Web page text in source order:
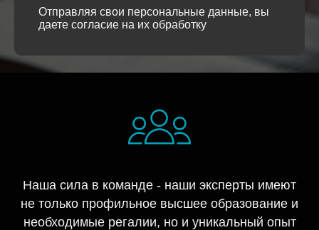
Отправляя свои персональные данные, вы
даете согласие на их обработку
Наша сила в команде - наши эксперты имеют
не только профильное высшее образование и
необходимые регалии, но и уникальный опыт